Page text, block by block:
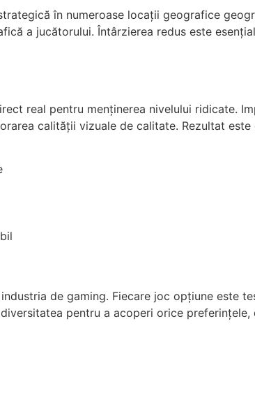
în numeroase locații geografice
a jucătorului. Întârzierea redus este
real pentru menținerea nivelului ridicate.
calității vizuale de calitate. Rezultat este
de gaming. Fiecare joc opțiune este
pentru a acoperi orice preferințele,